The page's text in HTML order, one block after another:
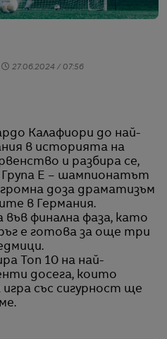
27.06.2024 / 07:56
в историята на
и разбира се,
Е – шампионатът
доза драматизъм
в Германия.
във финална фаза, като
е готова за още три
Топ 10 на най-
досега, които
със сигурност ще